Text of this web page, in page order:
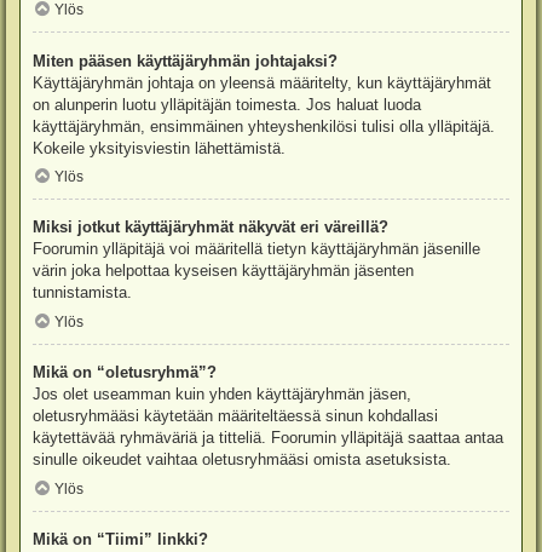
Ylös
Miten pääsen käyttäjäryhmän johtajaksi?
Käyttäjäryhmän johtaja on yleensä määritelty, kun käyttäjäryhmät
on alunperin luotu ylläpitäjän toimesta. Jos haluat luoda
käyttäjäryhmän, ensimmäinen yhteyshenkilösi tulisi olla ylläpitäjä.
Kokeile yksityisviestin lähettämistä.
Ylös
Miksi jotkut käyttäjäryhmät näkyvät eri väreillä?
Foorumin ylläpitäjä voi määritellä tietyn käyttäjäryhmän jäsenille
värin joka helpottaa kyseisen käyttäjäryhmän jäsenten
tunnistamista.
Ylös
Mikä on “oletusryhmä”?
Jos olet useamman kuin yhden käyttäjäryhmän jäsen,
oletusryhmääsi käytetään määriteltäessä sinun kohdallasi
käytettävää ryhmäväriä ja titteliä. Foorumin ylläpitäjä saattaa antaa
sinulle oikeudet vaihtaa oletusryhmääsi omista asetuksista.
Ylös
Mikä on “Tiimi” linkki?